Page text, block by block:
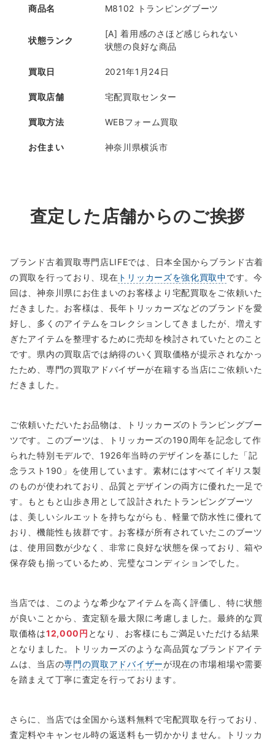
商品名 M8102 トランピングブーツ
状態ランク
[A] 着用感のさほど感じられない
状態の良好な商品
買取日 2021年1月24日
買取店舗 宅配買取センター
買取方法 WEBフォーム買取
お住まい 神奈川県横浜市
査定した店舗からのご挨拶
ブランド古着買取専門店LIFEでは、日本全国からブランド古着
の買取を行っており、現在 トリッカーズを強化買取中です。今
回は、神奈川県にお住まいのお客様より宅配買取をご依頼いた
だきました。お客様は、長年トリッカーズなどのブランドを愛
好し、多くのアイテムをコレクションしてきましたが、増えす
ぎたアイテムを整理するために売却を検討されていたとのこと
です。県内の買取店では納得のいく買取価格が提示されなかっ
たため、専門の買取アドバイザーが在籍する当店にご依頼いた
だきました。
ご依頼いただいたお品物は、トリッカーズのトランピングブー
ツです。このブーツは、トリッカーズの190周年を記念して作
られた特別モデルで、1926年当時のデザインを基にした「記
念ラスト190」を使用しています。素材にはすべてイギリス製
のものが使われており、品質とデザインの両方に優れた一足で
す。もともと山歩き用として設計されたトランピングブーツ
は、美しいシルエットを持ちながらも、軽量で防水性に優れて
おり、機能性も抜群です。お客様が所有されていたこのブーツ
は、使用回数が少なく、非常に良好な状態を保っており、箱や
保存袋も揃っているため、完璧なコンディションでした。
当店では、このような希少なアイテムを高く評価し、特に状態
が良いことから、査定額を最大限に考慮しました。最終的な買
取価格は12,000円 となり、お客様にもご満足いただける結果
となりました。トリッカーズのような高品質なブランドアイテ
ムは、当店の専門の買取アドバイザーが現在の市場相場や需要
を踏まえて丁寧に査定を行っております。
さらに、当店では全国から送料無料で宅配買取を行っており、
査定料やキャンセル時の返送料も一切かかりません。トリッカ